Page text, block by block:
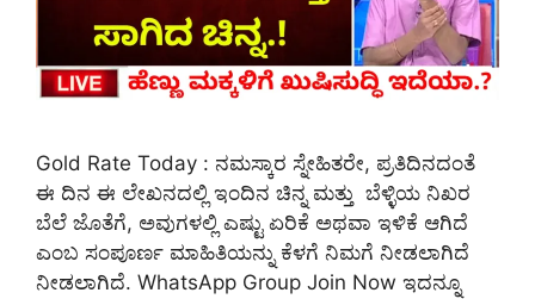
Gold Rate Today : ನಮಸ್ಕಾರ ಸ್ನೇಹಿತರೇ, ಪ್ರತಿದಿನದಂತೆ
ಈ ದಿನ ಈ ಲೇಖನದಲ್ಲಿ ಇಂದಿನ ಚಿನ್ನ ಮತ್ತು ಬೆಳ್ಳಿಯ ನಿಖರ
ಬೆಲೆ ಜೊತೆಗೆ, ಅವುಗಳಲ್ಲಿ ಎಷ್ಟು ಏರಿಕೆ ಅಥವಾ ಇಳಿಕೆ ಆಗಿದೆ
ಎಂಬ ಸಂಪೂರ್ಣ ಮಾಹಿತಿಯನ್ನು ಕೆಳಗೆ ನಿಮಗೆ ನೀಡಲಾಗಿದೆ
ನೀಡಲಾಗಿದೆ. WhatsApp Group Join Now ಇದನ್ನೂ